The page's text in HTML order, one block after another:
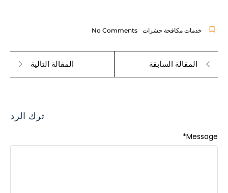
خدمات مكافحة حشرات
المقالة السابقة المقالة التالية
ترك الرد
Message
*